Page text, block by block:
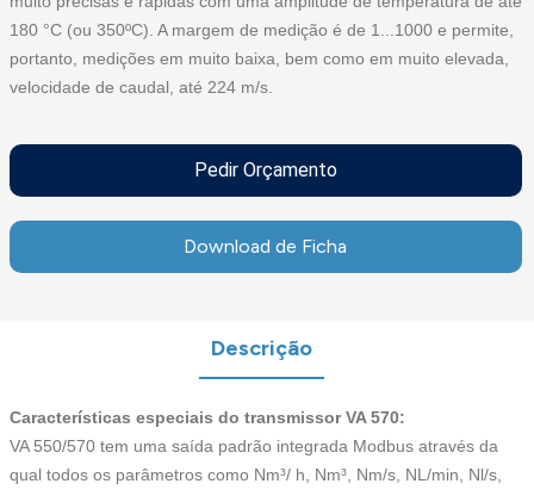
180 °C (ou 350ºC). A margem de medição é de 1...1000 e permite,
portanto, medições em muito baixa, bem como em muito elevada,
velocidade de caudal, até 224 m/s.
Pedir Orçamento
Download de Ficha
Descrição
Características especiais do transmissor VA 570:
VA 550/570 tem uma saída padrão integrada Modbus através da
qual todos os parâmetros como Nm³/ h, Nm³, Nm/s, NL/min, Nl/s,